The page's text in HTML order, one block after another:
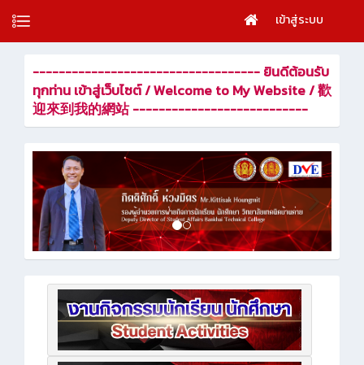
เข้าสู่ระบบ
----------------------------------- ยินดีต้อนรับ
ทุกท่าน เข้าสู่เว็บไซต์ / Welcome to My Website / 歡
迎來到我的網站 ---------------------------